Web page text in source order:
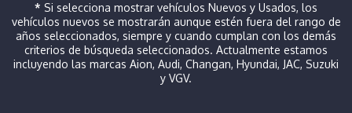
* Si selecciona mostrar vehículos Nuevos y Usados, los
vehículos nuevos se mostrarán aunque estén fuera del rango de
años seleccionados, siempre y cuando cumplan con los demás
criterios de búsqueda seleccionados. Actualmente estamos
incluyendo las marcas Aion, Audi, Changan, Hyundai, JAC, Suzuki
y VGV.